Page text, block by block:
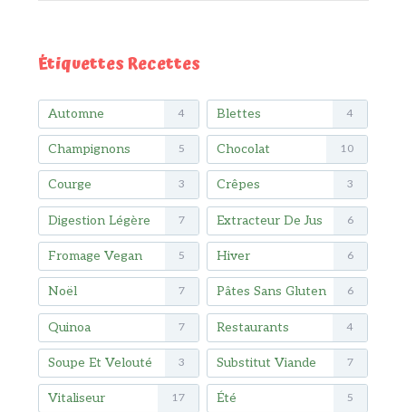
Étiquettes Recettes
Automne 4 Blettes 4
Champignons 5 Chocolat 10
Courge 3 Crêpes 3
Digestion Légère 7 Extracteur De Jus 6
Fromage Vegan 5 Hiver 6
Noël 7 Pâtes Sans Gluten 6
Quinoa 7 Restaurants 4
Soupe Et Velouté 3 Substitut Viande 7
Vitaliseur 17 Été 5